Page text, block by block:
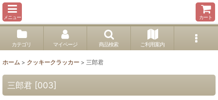
メニュー カート
カテゴリ マイページ 商品検索 ご利用案内
ホーム > クッキークラッカー > 三郎君
三郎君 [003]